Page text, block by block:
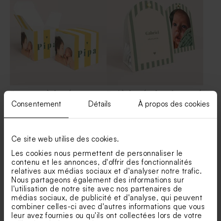
Consentement Détails À propos des cookies
Ce site web utilise des cookies.
Les cookies nous permettent de personnaliser le
contenu et les annonces, d'offrir des fonctionnalités
relatives aux médias sociaux et d'analyser notre trafic.
Nous partageons également des informations sur
l'utilisation de notre site avec nos partenaires de
médias sociaux, de publicité et d'analyse, qui peuvent
combiner celles-ci avec d'autres informations que vous
leur avez fournies ou qu'ils ont collectées lors de votre
Etiquette naissance tube à
Dragées baptême marbré or
Contenant à dragées
baptême rayures couleur
peps
Etui à dragées baptême rayé
effet vintage